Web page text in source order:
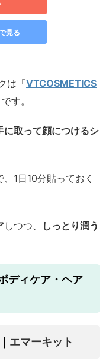
見る
は「VTCOSMETICS
です。
に取って顔につけるシ
1日10分貼っておく
しつつ、
しっとり潤う
ディケア・ヘア
エマーキット